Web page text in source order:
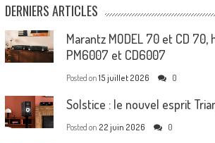
DERNIERS ARTICLES
Marantz MODEL 70 et CD 70,
PM6007 et CD6007
Posted on 15 juillet 2026 0
Solstice : le nouvel esprit
Posted on 22 juin 2026 0